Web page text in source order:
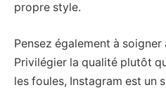
propre style.
Pensez également à
Privilégier la qualité plutôt
les foules, Instagram est un